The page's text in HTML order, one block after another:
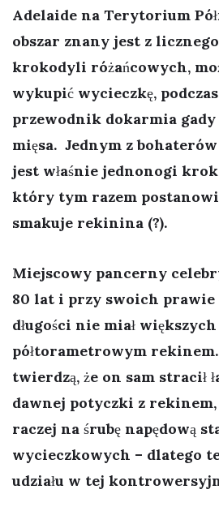
Adelaide na Terytorium
obszar znany jest z
krokodyli różańcowych,
wykupić wycieczkę,
przewodnik dokarmia gady
mięsa. Jednym z
jest właśnie jednonogi
który tym razem
smakuje rekinina (?).
Miejscowy pancerny
80 lat i przy swoich prawie
długości nie miał
półtorametrowym
twierdzą, że on sam stracił
dawnej potyczki z
raczej na śrubę napędową
wycieczkowych – dlatego
udziału w tej